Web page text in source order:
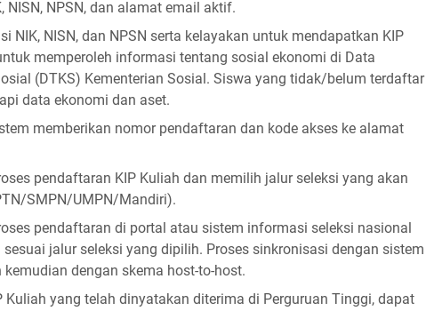
NISN, NPSN, dan alamat email aktif.
NIK, NISN, dan NPSN serta kelayakan untuk mendapatkan KIP
memperoleh informasi tentang sosial ekonomi di Data
(DTKS) Kementerian Sosial. Siswa yang tidak/belum terdaftar
data ekonomi dan aset.
memberikan nomor pendaftaran dan kode akses ke alamat
pendaftaran KIP Kuliah dan memilih jalur seleksi yang akan
SMPN/UMPN/Mandiri).
pendaftaran di portal atau sistem informasi seleksi nasional
jalur seleksi yang dipilih. Proses sinkronisasi dengan sistem
dengan skema host-to-host.
Kuliah yang telah dinyatakan diterima di Perguruan Tinggi, dapat